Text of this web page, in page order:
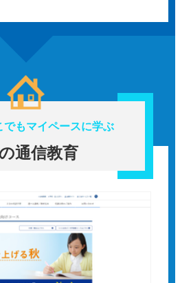
でもマイペースに学ぶ
通信教育